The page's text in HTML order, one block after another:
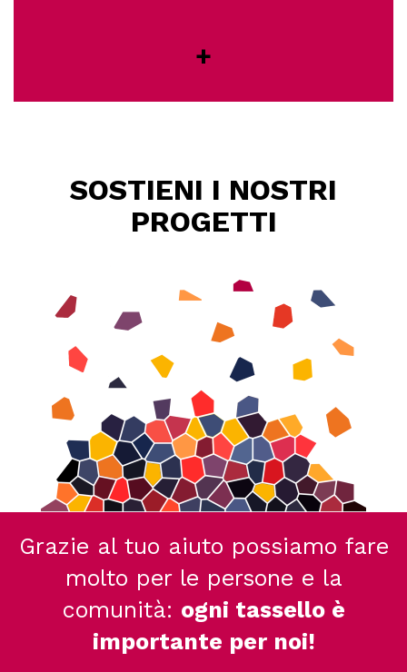
+
SOSTIENI I NOSTRI
PROGETTI
Grazie al tuo aiuto possiamo fare
molto per le persone e la
comunità: ogni tassello è
importante per noi!